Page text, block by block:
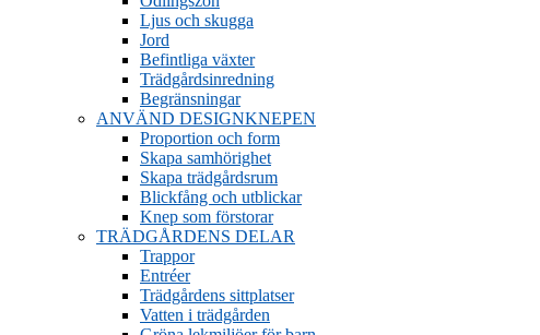
Ljus och skugga
Jord
Befintliga växter
Trädgårdsinredning
Begränsningar
ANVÄND DESIGNKNEPEN
Proportion och form
Skapa samhörighet
Skapa trädgårdsrum
Blickfång och utblickar
Knep som förstorar
TRÄDGÅRDENS DELAR
Trappor
Entréer
Trädgårdens sittplatser
Vatten i trädgården